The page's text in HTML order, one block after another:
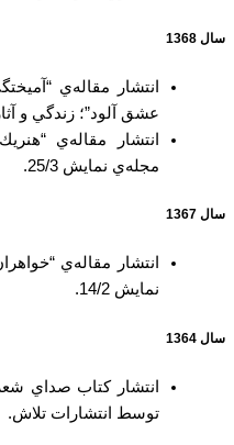
سال 1368
انتشار مقاله‌ي
عشق آلود”؛ زندگي و
انتشار مقاله‌ي
مجله‌ي نمايش 25/3.
سال 1367
انتشار مقاله‌ي
نمايش 14/2.
سال 1364
انتشار كتاب صداي
توسط انتشارات تلاش.